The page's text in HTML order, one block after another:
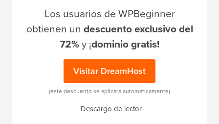
Los usuarios de WPBeginner
obtienen un descuento exclusivo del
72%y ¡dominio gratis!
Visitar DreamHost
(este descuento se aplicará automáticamente)
| Descargo de lector